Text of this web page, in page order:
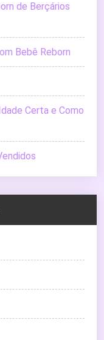
de Berçários
Bebê Reborn
Certa e Como